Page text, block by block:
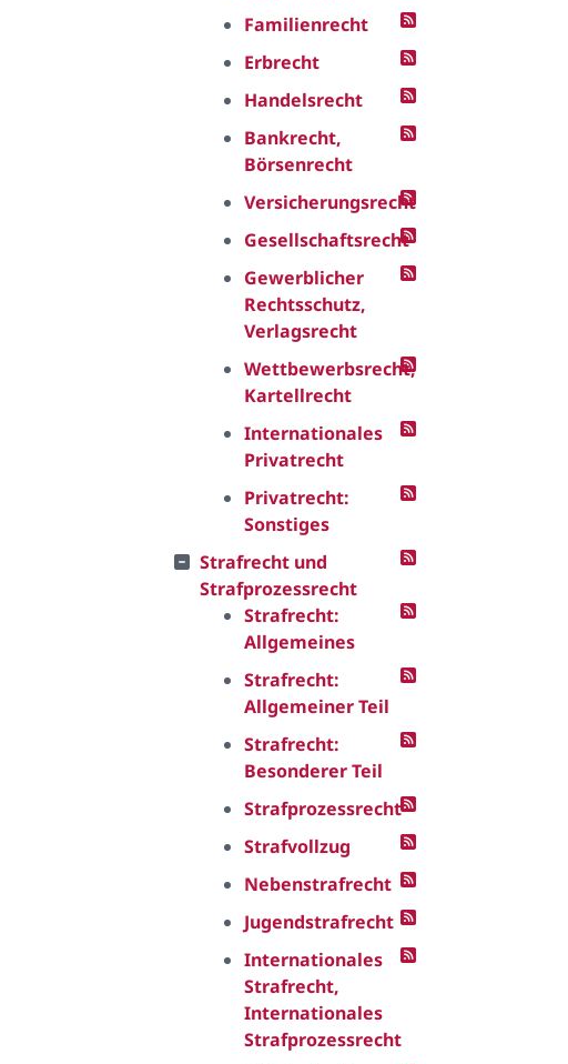
Familienrecht
Erbrecht
Handelsrecht
Bankrecht,
Börsenrecht
Versicherungsrecht
Gesellschaftsrecht
Gewerblicher
Rechtsschutz,
Verlagsrecht
Wettbewerbsrecht,
Kartellrecht
Internationales
Privatrecht
Privatrecht:
Sonstiges
Strafrecht und
Strafprozessrecht
Strafrecht:
Allgemeines
Strafrecht:
Allgemeiner Teil
Strafrecht:
Besonderer Teil
Strafprozessrecht
Strafvollzug
Nebenstrafrecht
Jugendstrafrecht
Internationales
Strafrecht,
Internationales
Strafprozessrecht